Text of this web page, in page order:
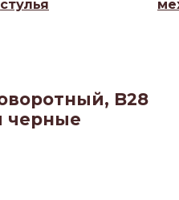
стулья
B28
черные